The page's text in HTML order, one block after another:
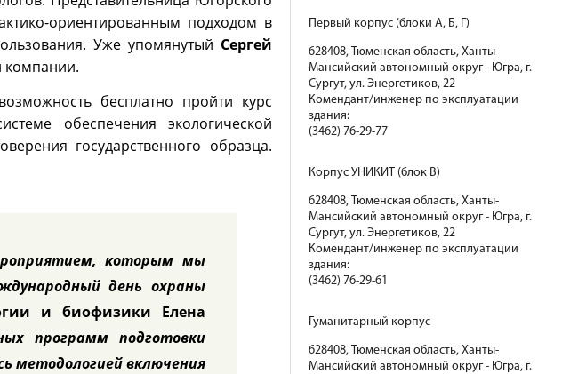
ориентированным подходом в
Уже упомянутый Сергей
компании.
бесплатно пройти курс
обеспечения экологической
государственного образца.
которым мы
день охраны
и биофизики Елена
программ подготовки
методологией включения
Первый корпус (блоки А, Б, Г)
628408, Тюменская область, Ханты-
Мансийский автономный округ - Югра, г.
Сургут, ул. Энергетиков, 22
Комендант/инженер по эксплуатации
здания:
(3462) 76-29-77
Корпус УНИКИТ (блок В)
628408, Тюменская область, Ханты-
Мансийский автономный округ - Югра, г.
Сургут, ул. Энергетиков, 22
Комендант/инженер по эксплуатации
здания:
(3462) 76-29-61
Гуманитарный корпус
628408, Тюменская область, Ханты-
Мансийский автономный округ - Югра, г.